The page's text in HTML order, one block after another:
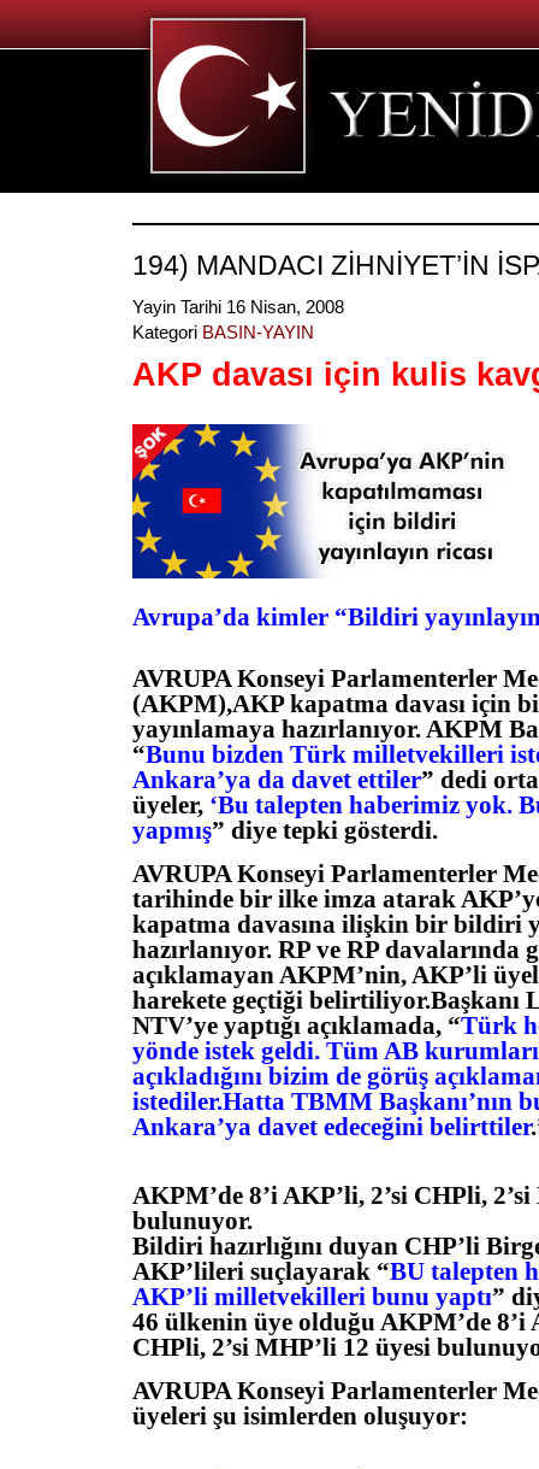
194) MANDACI ZİHNİYET’İN
Yayin Tarihi 16 Nisan, 2008
Kategori BASIN-YAYIN
AKP davası için kulis
Avrupa’da kimler “Bildiri
AVRUPA Konseyi Parlamenterler
(AKPM),AKP kapatma davası için
yayınlamaya hazırlanıyor. AKPM
“Bunu bizden Türk milletvekilleri
Ankara’ya da davet ettiler” dedi
üyeler, ‘Bu talepten haberimiz yok.
yapmış” diye tepki gösterdi.
AVRUPA Konseyi Parlamenterler
tarihinde bir ilke imza atarak
kapatma davasına ilişkin bir bildiri
hazırlanıyor. RP ve RP davalarında
açıklamayan AKPM’nin, AKP’li
harekete geçtiği belirtiliyor.Başkanı
NTV’ye yaptığı açıklamada, “Türk
yönde istek geldi. Tüm AB
açıkladığını bizim de görüş
istediler.Hatta TBMM Başkanı’nın
Ankara’ya davet edeceğini belirttiler
AKPM’de 8’i AKP’li, 2’si CHPli,
bulunuyor.
Bildiri hazırlığını duyan CHP’li
AKP’lileri suçlayarak “BU talepten
AKP’li milletvekilleri bunu yaptı”
46 ülkenin üye olduğu AKPM’de 8’i
CHPli, 2’si MHP’li 12 üyesi
AVRUPA Konseyi Parlamenterler
üyeleri şu isimlerden oluşuyor: